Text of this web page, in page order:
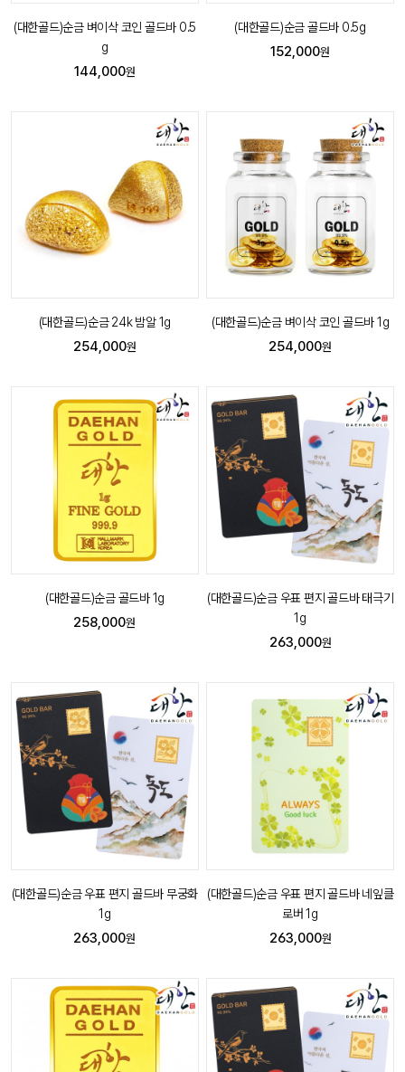
(대한골드)순금 벼이삭 코인 골드바 0.5
g
144,000원
(대한골드)순금 골드바 0.5g
152,000원
(대한골드)순금 24k 밤알 1g
254,000원
(대한골드)순금 벼이삭 코인 골드바 1g
254,000원
(대한골드)순금 골드바 1g
258,000원
(대한골드)순금 우표 편지 골드바 태극기
1g
263,000원
(대한골드)순금 우표 편지 골드바 무궁화
1g
263,000원
(대한골드)순금 우표 편지 골드바 네잎클
로버 1g
263,000원